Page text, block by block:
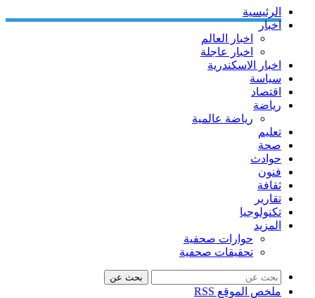
الرئيسية
اخبار
اخبار العالم
اخبار عاجلة
اخبار الاسكندرية
سياسة
اقتصاد
رياضة
رياضة عالمية
تعليم
صحة
حوادث
فنون
ثقافة
تقارير
تكنولوجيا
المزيد
حوارات صحفية
تحقيقات صحفية
بحث عن
ملخص الموقع RSS